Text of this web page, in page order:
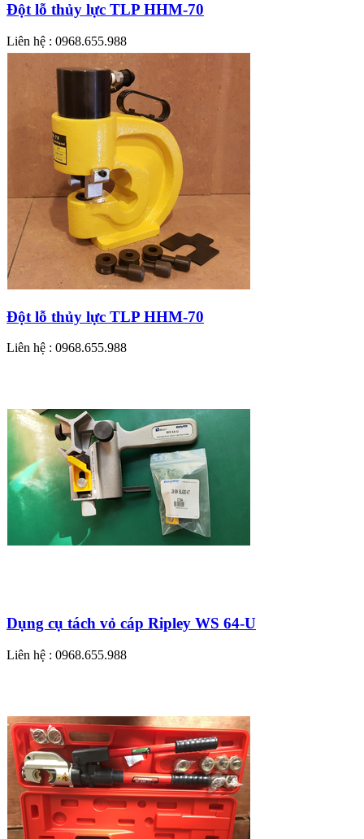
Đột lỗ thủy lực TLP HHM-70
Liên hệ : 0968.655.988
Đột lỗ thủy lực TLP HHM-70
Liên hệ : 0968.655.988
Dụng cụ tách vỏ cáp Ripley WS 64-U
Liên hệ : 0968.655.988